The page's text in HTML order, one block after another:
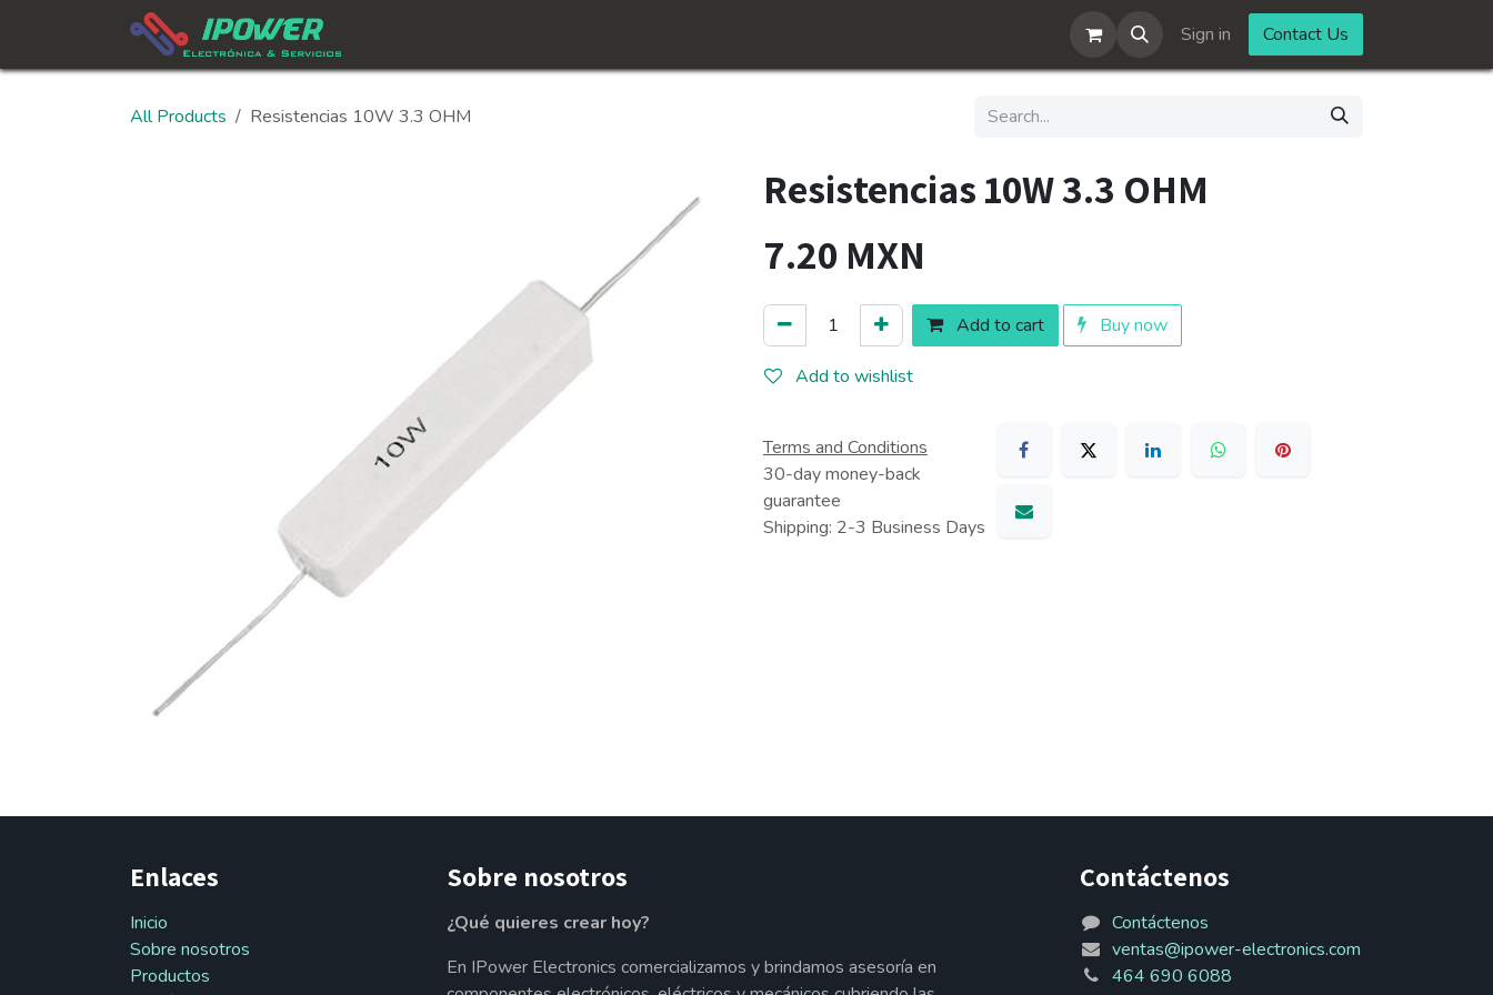
Sign in Contact Us
All Products Resistencias 10W 3.3 OHM
Resistencias 10W 3.3 OHM
7.20 MXN
Add to cart Buy now
Add to wishlist
Terms and Conditions
30-day money-back
guarantee
Shipping: 2-3 Business Days
Enlaces
Inicio
Sobre nosotros
Productos
Sobre nosotros
¿Qué quieres crear hoy?
En IPower Electronics comercializamos y brindamos asesoría en
Contáctenos
Contáctenos
ventas@ipower-electronics.com
464 690 6088